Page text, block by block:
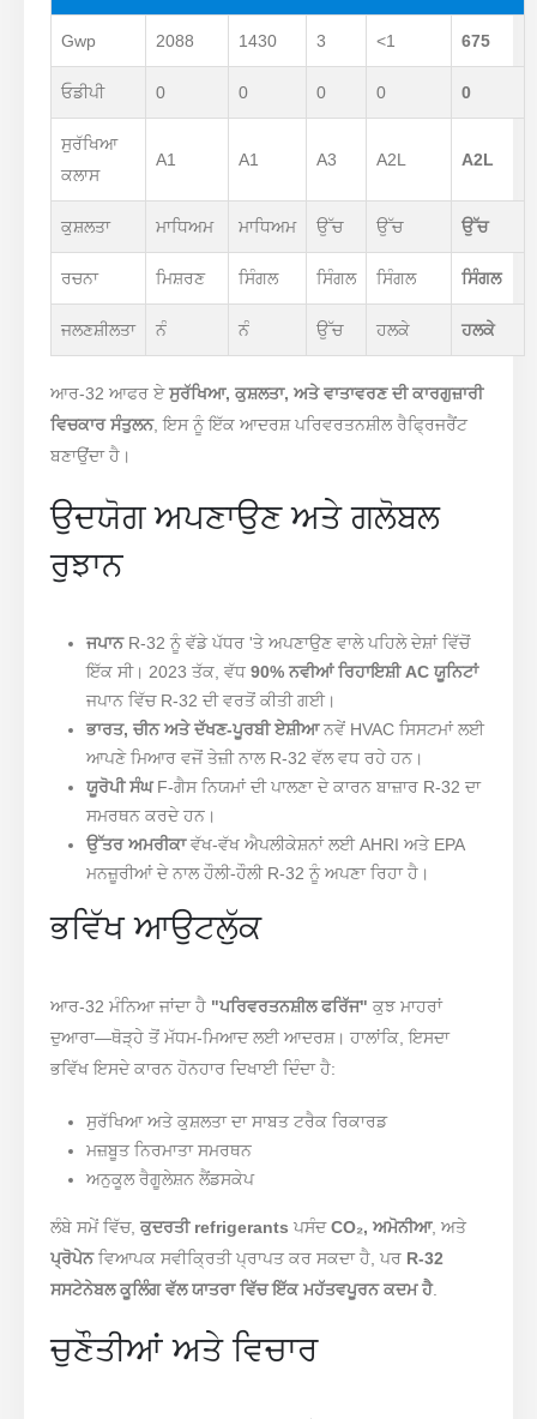
Gwp 2088 1430 3 <1 675
ਓਡੀਪੀ 0 0 0 0 0
ਸੁਰੱਖਿਆ
ਕਲਾਸ
A1 A1 A3 A2L A2L
ਕੁਸ਼ਲਤਾ ਮਾਧਿਅਮ ਮਾਧਿਅਮ ਉੱਚ ਉੱਚ ਉੱਚ
ਰਚਨਾ ਮਿਸ਼ਰਣ ਸਿੰਗਲ ਸਿੰਗਲ ਸਿੰਗਲ ਸਿੰਗਲ
ਜਲਣਸ਼ੀਲਤਾ ਨੰ ਨੰ ਉੱਚ ਹਲਕੇ ਹਲਕੇ
ਆਰ-32 ਆਫਰ ਏਸੁਰੱਖਿਆ, ਕੁਸ਼ਲਤਾ, ਅਤੇ ਵਾਤਾਵਰਣ ਦੀ ਕਾਰਗੁਜ਼ਾਰੀ
ਵਿਚਕਾਰ ਸੰਤੁਲਨ, ਇਸ ਨੂੰ ਇੱਕ ਆਦਰਸ਼ ਪਰਿਵਰਤਨਸ਼ੀਲ ਰੈਫ੍ਰਿਜਰੈਂਟ
ਬਣਾਉਂਦਾ ਹੈ।
ਉਦਯੋਗ ਅਪਣਾਉਣ ਅਤੇ ਗਲੋਬਲ
ਰੁਝਾਨ
ਜਪਾਨR-32 ਨੂੰ ਵੱਡੇ ਪੱਧਰ 'ਤੇ ਅਪਣਾਉਣ ਵਾਲੇ ਪਹਿਲੇ ਦੇਸ਼ਾਂ ਵਿੱਚੋਂ
ਇੱਕ ਸੀ। 2023 ਤੱਕ, ਵੱਧ 90% ਨਵੀਆਂ ਰਿਹਾਇਸ਼ੀ AC ਯੂਨਿਟਾਂ
ਜਪਾਨ ਵਿੱਚ R-32 ਦੀ ਵਰਤੋਂ ਕੀਤੀ ਗਈ।
ਭਾਰਤ, ਚੀਨ ਅਤੇ ਦੱਖਣ-ਪੂਰਬੀ ਏਸ਼ੀਆਨਵੇਂ HVAC ਸਿਸਟਮਾਂ ਲਈ
ਆਪਣੇ ਮਿਆਰ ਵਜੋਂ ਤੇਜ਼ੀ ਨਾਲ R-32 ਵੱਲ ਵਧ ਰਹੇ ਹਨ।
ਯੂਰੋਪੀ ਸੰਘF-ਗੈਸ ਨਿਯਮਾਂ ਦੀ ਪਾਲਣਾ ਦੇ ਕਾਰਨ ਬਾਜ਼ਾਰ R-32 ਦਾ
ਸਮਰਥਨ ਕਰਦੇ ਹਨ।
ਉੱਤਰ ਅਮਰੀਕਾਵੱਖ-ਵੱਖ ਐਪਲੀਕੇਸ਼ਨਾਂ ਲਈ AHRI ਅਤੇ EPA
ਮਨਜ਼ੂਰੀਆਂ ਦੇ ਨਾਲ ਹੌਲੀ-ਹੌਲੀ R-32 ਨੂੰ ਅਪਣਾ ਰਿਹਾ ਹੈ।
ਭਵਿੱਖ ਆਉਟਲੁੱਕ
ਆਰ-32 ਮੰਨਿਆ ਜਾਂਦਾ ਹੈ "ਪਰਿਵਰਤਨਸ਼ੀਲ ਫਰਿੱਜ" ਕੁਝ ਮਾਹਰਾਂ
ਦੁਆਰਾ—ਥੋੜ੍ਹੇ ਤੋਂ ਮੱਧਮ-ਮਿਆਦ ਲਈ ਆਦਰਸ਼। ਹਾਲਾਂਕਿ, ਇਸਦਾ
ਭਵਿੱਖ ਇਸਦੇ ਕਾਰਨ ਹੋਨਹਾਰ ਦਿਖਾਈ ਦਿੰਦਾ ਹੈ:
ਸੁਰੱਖਿਆ ਅਤੇ ਕੁਸ਼ਲਤਾ ਦਾ ਸਾਬਤ ਟਰੈਕ ਰਿਕਾਰਡ
ਮਜ਼ਬੂਤ ​​ਨਿਰਮਾਤਾ ਸਮਰਥਨ
ਅਨੁਕੂਲ ਰੈਗੂਲੇਸ਼ਨ ਲੈਂਡਸਕੇਪ
ਲੰਬੇ ਸਮੇਂ ਵਿੱਚ,ਕੁਦਰਤੀ refrigerants ਪਸੰਦCO₂, ਅਮੋਨੀਆ, ਅਤੇ
ਪ੍ਰੋਪੇਨਵਿਆਪਕ ਸਵੀਕ੍ਰਿਤੀ ਪ੍ਰਾਪਤ ਕਰ ਸਕਦਾ ਹੈ, ਪਰ R-32
ਸਸਟੇਨੇਬਲ ਕੂਲਿੰਗ ਵੱਲ ਯਾਤਰਾ ਵਿੱਚ ਇੱਕ ਮਹੱਤਵਪੂਰਨ ਕਦਮ ਹੈ.
ਚੁਣੌਤੀਆਂ ਅਤੇ ਵਿਚਾਰ